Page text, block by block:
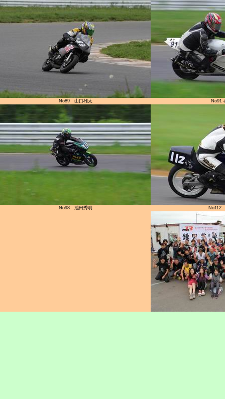
No89 山口雄太 No91
No98 池田秀明 No112